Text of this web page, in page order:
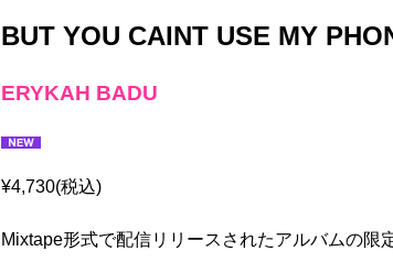
BUT YOU CAINT USE MY
ERYKAH BADU
¥4,730(税込)
Mixtape形式で配信リリースされたアルバムの限